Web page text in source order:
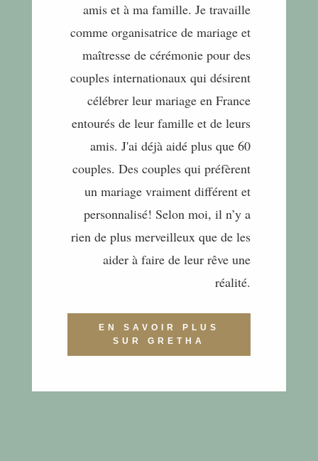
amis et à ma famille. Je travaille
comme organisatrice de mariage et
maîtresse de cérémonie pour des
couples internationaux qui désirent
célébrer leur mariage en France
entourés de leur famille et de leurs
amis. J'ai déjà aidé plus que 60
couples. Des couples qui préfèrent
un mariage vraiment différent et
personnalisé! Selon moi, il n’y a
rien de plus merveilleux que de les
aider à faire de leur rêve une
réalité.
EN SAVOIR PLUS
SUR GRETHA